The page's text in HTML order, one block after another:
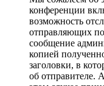
конференции
возможность
отправляющих
сообщение
копией
заголовки, в
об отправителе.